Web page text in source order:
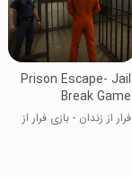
Prison Escape- Jail
Break Game
فرار از زندان - بازی فرار از